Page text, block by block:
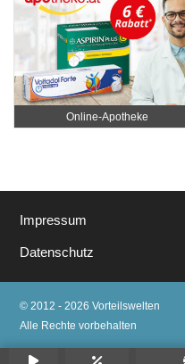
Online‑Apotheke
Impressum
Datenschutz
© 2012 - 2026 Vorteilswelten
Alle Rechte vorbehalten